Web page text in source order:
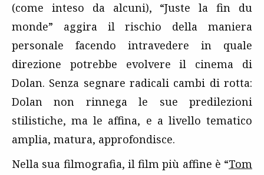
(come inteso da alcuni), “Juste la fin du
monde” aggira il rischio della maniera
personale facendo intravedere in quale
direzione potrebbe evolvere il cinema di
Dolan. Senza segnare radicali cambi di rotta:
Dolan non rinnega le sue predilezioni
stilistiche, ma le affina, e a livello tematico
amplia, matura, approfondisce.
Nella sua filmografia, il film più affine è “Tom